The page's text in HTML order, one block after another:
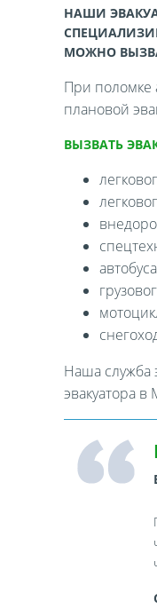
НАШИ
МОЖНО
При поломке
плановой
ВЫЗВАТЬ
Наша служба
эвакуатора